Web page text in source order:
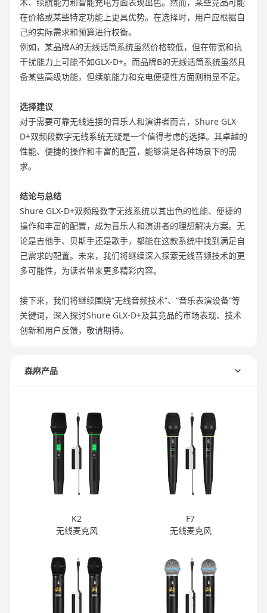
术、续航能力和智能充电方面表现出色。然而，某些竞品可能
在价格或某些特定功能上更具优势。在选择时，用户应根据自
己的实际需求和预算进行权衡。
例如，某品牌A的无线话筒系统虽然价格较低，但在带宽和抗
干扰能力上可能不如GLX-D+。而品牌B的无线话筒系统虽然具
备某些高级功能，但续航能力和充电便捷性方面则稍显不足。
选择建议
对于需要可靠无线连接的音乐人和演讲者而言，Shure GLX-
D+双频段数字无线系统无疑是一个值得考虑的选择。其卓越的
性能、便捷的操作和丰富的配置，能够满足各种场景下的需
求。
结论与总结
Shure GLX-D+双频段数字无线系统以其出色的性能、便捷的
操作和丰富的配置，成为音乐人和演讲者的理想解决方案。无
论是吉他手、贝斯手还是歌手，都能在这款系统中找到满足自
己需求的配置。未来，我们将继续深入探索无线音频技术的更
多可能性，为读者带来更多精彩内容。
接下来，我们将继续围绕“无线音频技术”、“音乐表演设备”等
关键词，深入探讨Shure GLX-D+及其竞品的市场表现、技术
创新和用户反馈，敬请期待。
森麻产品
K2
无线麦克风
F7
无线麦克风